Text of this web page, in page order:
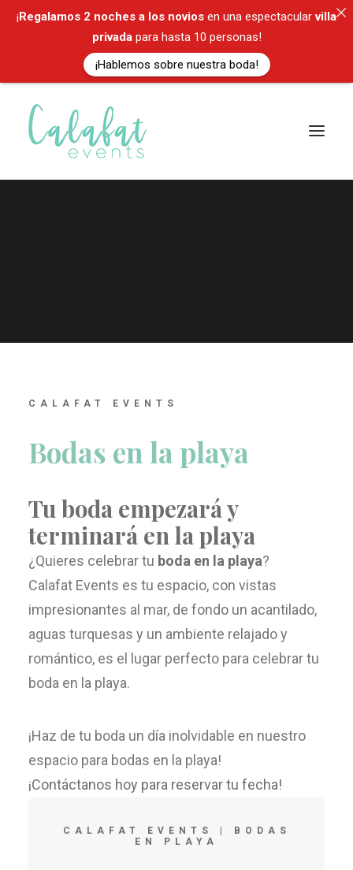
ES
CALAFAT EVENTS
Bodas en la playa
Tu boda empezará y
terminará en la playa
¿Quieres celebrar tu boda en la playa?
Calafat Events es tu espacio, con vistas
impresionantes al mar, de fondo un acantilado,
aguas turquesas y un ambiente relajado y
romántico, es el lugar perfecto para celebrar tu
boda en la playa.
¡Haz de tu boda un día inolvidable en nuestro
espacio para bodas en la playa!
¡Contáctanos hoy para reservar tu fecha!
CALAFAT EVENTS | BODAS
EN PLAYA
¡Regalamos 2 noches a los novios en una espectacularvilla
privadapara hasta 10 personas!
¡Hablemos sobre nuestra boda!